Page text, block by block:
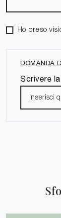
Ho preso
DOMANDA
Scrivere